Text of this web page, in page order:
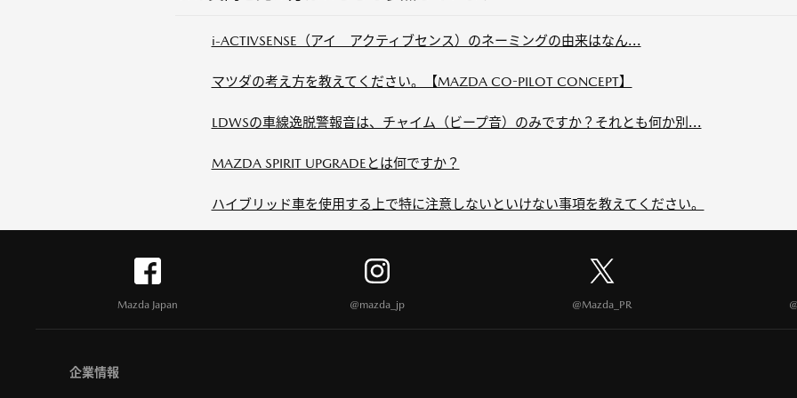
i-ACTIVSENSE（アイ アクティブセンス）のネーミングの由来はなん...
マツダの考え方を教えてください。【MAZDA CO-PILOT CONCEPT】
LDWSの車線逸脱警報音は、チャイム（ビープ音）のみですか？それとも何か別...
MAZDA SPIRIT UPGRADEとは何ですか？
ハイブリッド車を使用する上で特に注意しないといけない事項を教えてください。
Mazda Japan @mazda_jp @Mazda_PR
企業情報